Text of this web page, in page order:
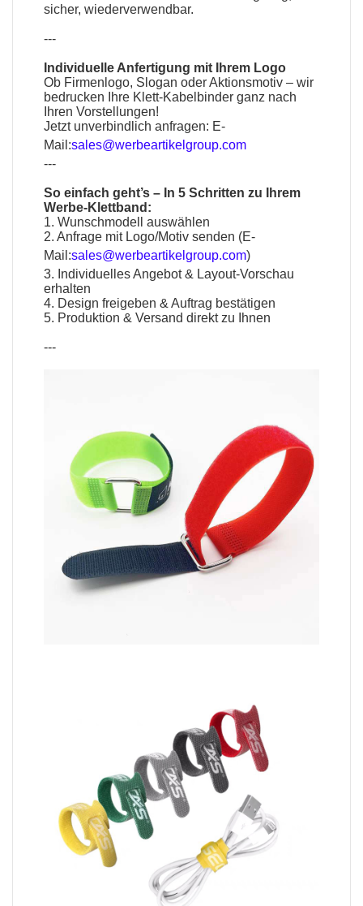
sicher, wiederverwendbar.
---
Individuelle Anfertigung mit Ihrem Logo
Ob Firmenlogo, Slogan oder Aktionsmotiv – wir
bedrucken Ihre Klett-Kabelbinder ganz nach
Ihren Vorstellungen!
Jetzt unverbindlich anfragen: E-
Mail:sales@werbeartikelgroup.com
---
So einfach geht’s – In 5 Schritten zu Ihrem
Werbe-Klettband:
1. Wunschmodell auswählen
2. Anfrage mit Logo/Motiv senden (E-
Mail:sales@werbeartikelgroup.com)
3. Individuelles Angebot & Layout-Vorschau
erhalten
4. Design freigeben & Auftrag bestätigen
5. Produktion & Versand direkt zu Ihnen
---